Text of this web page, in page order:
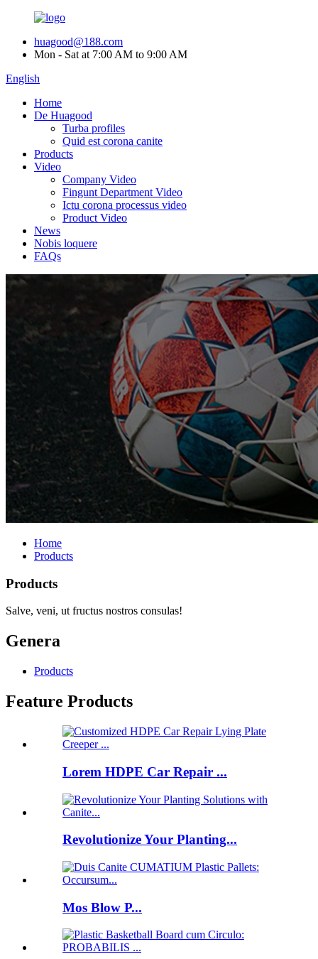
huagood@188.com
Mon - Sat at 7:00 AM to 9:00 AM
English
Home
De Huagood
Turba profiles
Quid est corona canite
Products
Video
Company Video
Fingunt Department Video
Ictu corona processus video
Product Video
News
Nobis loquere
FAQs
Home
Products
Products
Salve, veni, ut fructus nostros consulas!
Genera
Products
Feature Products
Lorem HDPE Car Repair ...
Revolutionize Your Planting...
Mos Blow P...